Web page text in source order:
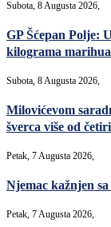
Subota, 8 Augusta 2026,
GP Šćepan Polje:
kilograma
Subota, 8 Augusta 2026,
Milovićevom
šverca više od
Petak, 7 Augusta 2026,
Njemac kažnjen
Petak, 7 Augusta 2026,